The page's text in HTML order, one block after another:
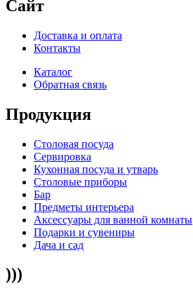
Сайт
Доставка и оплата
Контакты
Каталог
Обратная связь
Продукция
Столовая посуда
Сервировка
Кухонная посуда и утварь
Столовые приборы
Бар
Предметы интерьера
Аксессуары для ванной комнаты
Подарки и сувениры
Дача и сад
)))